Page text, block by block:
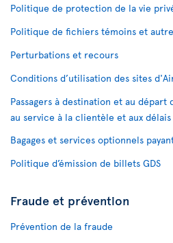
Politique de protection de la vie
Politique de fichiers témoins et
Perturbations et recours
Conditions d’utilisation des sites
Passagers à destination et au départ
au service à la clientèle et aux
Bagages et services optionnels
Politique d’émission de billets GDS
Fraude et prévention
Prévention de la fraude